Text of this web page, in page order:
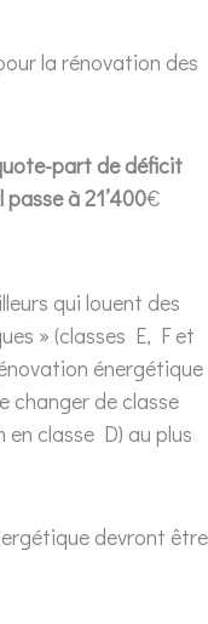
la rénovation des
part de déficit
à 21’400€
qui louent des
» (classes E, F et
énergétique
changer de classe
en classe D) au plus
devront être